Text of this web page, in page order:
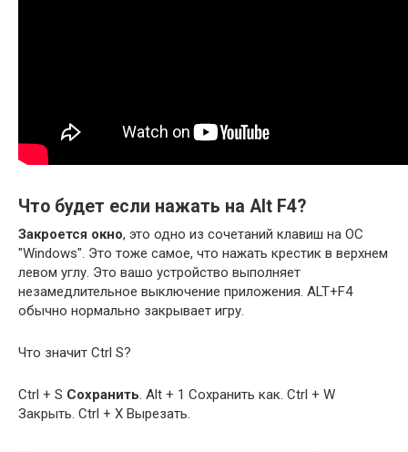
Что будет если нажать на Alt F4?
Закроется окно, это одно из сочетаний клавиш на ОС
"Windows". Это тоже самое, что нажать крестик в верхнем
левом углу. Это вашо устройство выполняет
незамедлительное выключение приложения. ALT+F4
обычно нормально закрывает игру.
Что значит Ctrl S?
Ctrl + S Сохранить. Alt + 1 Сохранить как. Ctrl + W
Закрыть. Ctrl + X Вырезать.